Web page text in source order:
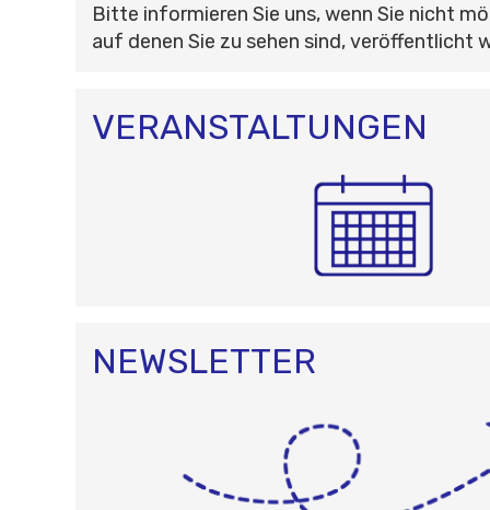
Bitte informieren Sie uns, wenn Sie nicht
auf denen Sie zu sehen sind, veröffentlicht
VERANSTALTUNGEN
NEWSLETTER